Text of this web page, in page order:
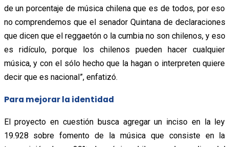
de un porcentaje de música chilena que es de todos, por eso
no comprendemos que el senador Quintana de declaraciones
que dicen que el reggaetón o la cumbia no son chilenos, y eso
es ridículo, porque los chilenos pueden hacer cualquier
música, y con el sólo hecho que la hagan o interpreten quiere
decir que es nacional”, enfatizó.
Para mejorar la identidad
El proyecto en cuestión busca agregar un inciso en la ley
19.928 sobre fomento de la música que consiste en la